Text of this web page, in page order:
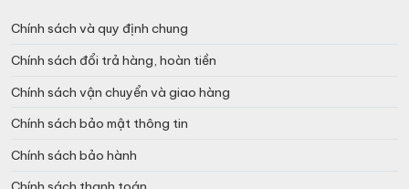
Chính sách và quy định chung
Chính sách đổi trả hàng, hoàn tiền
Chính sách vận chuyển và giao hàng
Chính sách bảo mật thông tin
Chính sách bảo hành